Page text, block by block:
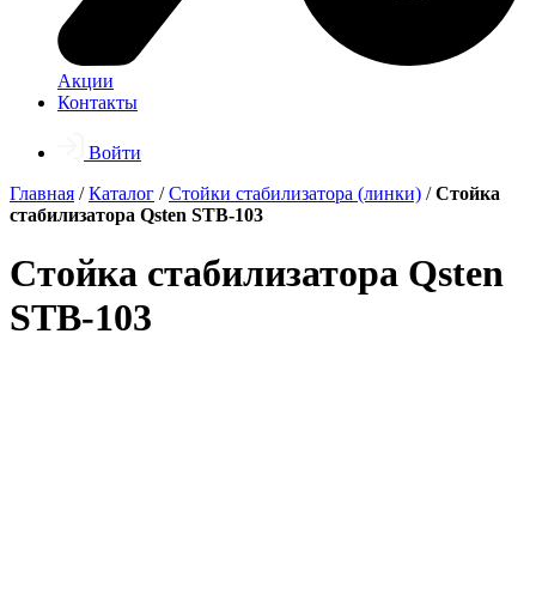
Акции
Контакты
Войти
Главная /Каталог /Стойки стабилизатора (линки) /Стойка
стабилизатора Qsten STB-103
Стойка стабилизатора Qsten
STB-103